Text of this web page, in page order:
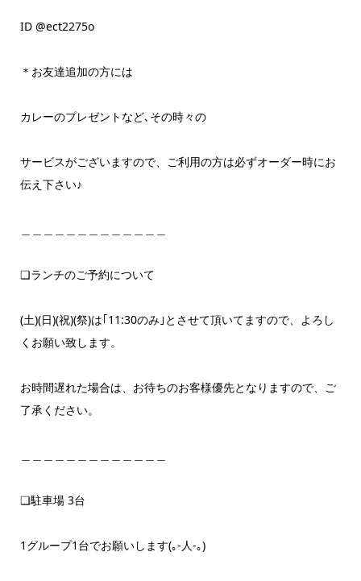
ID @ect2275o
＊お友達追加の方には
カレーのプレゼントなど､その時々の
サービスがございますので、ご利用の方は必ずオーダー時にお
伝え下さい♪
❏ランチのご予約について
(土)(日)(祝)(祭)は｢11:30のみ｣とさせて頂いてますので、よろし
くお願い致します。
お時間遅れた場合は、お待ちのお客様優先となりますので、ご
了承ください。
❏駐車場 3台
1グループ1台でお願いします(｡-人-｡)